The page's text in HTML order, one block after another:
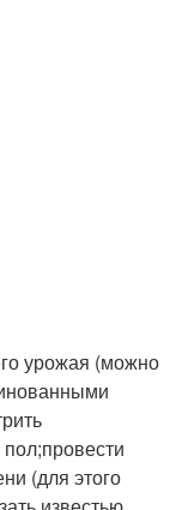
урожая (можно
(для этого